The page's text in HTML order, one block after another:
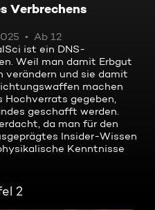
Verbrechens
Ab 12
ist ein DNS-
Weil man damit Erbgut
und sie damit
machen
Hochverrats gegeben,
geschafft werden.
da man für den
Insider-Wissen
Kenntnisse
2